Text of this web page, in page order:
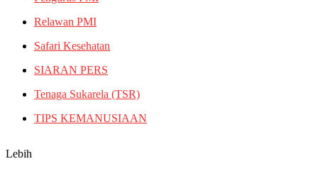
Relawan PMI
Safari Kesehatan
SIARAN PERS
Tenaga Sukarela (TSR)
TIPS KEMANUSIAAN
Lebih